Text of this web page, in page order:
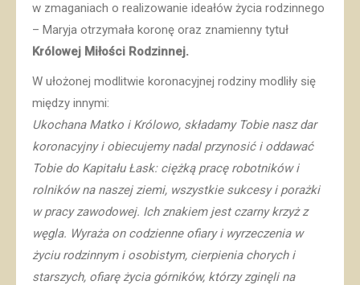
w zmaganiach o realizowanie ideałów życia rodzinnego
– Maryja otrzymała koronę oraz znamienny tytuł
Królowej Miłości Rodzinnej.
W ułożonej modlitwie koronacyjnej rodziny modliły się
między innymi:
Ukochana Matko i Królowo, składamy Tobie nasz dar
koronacyjny i obiecujemy nadal przynosić i oddawać
Tobie do Kapitału Łask: ciężką pracę robotników i
rolników na naszej ziemi, wszystkie sukcesy i porażki
w pracy zawodowej. Ich znakiem jest czarny krzyż z
węgla. Wyraża on codzienne ofiary i wyrzeczenia w
życiu rodzinnym i osobistym, cierpienia chorych i
starszych, ofiarę życia górników, którzy zginęli na